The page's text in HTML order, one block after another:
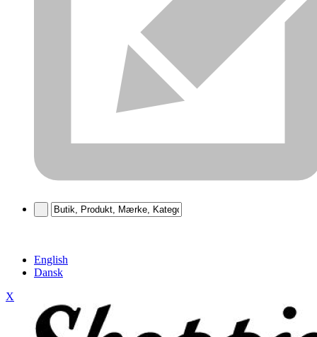
English
Dansk
X